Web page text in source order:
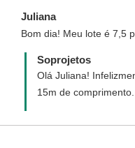
Juliana
Bom dia! Meu lote é 7,5
Soprojetos
Olá Juliana!
15m de comprimento.